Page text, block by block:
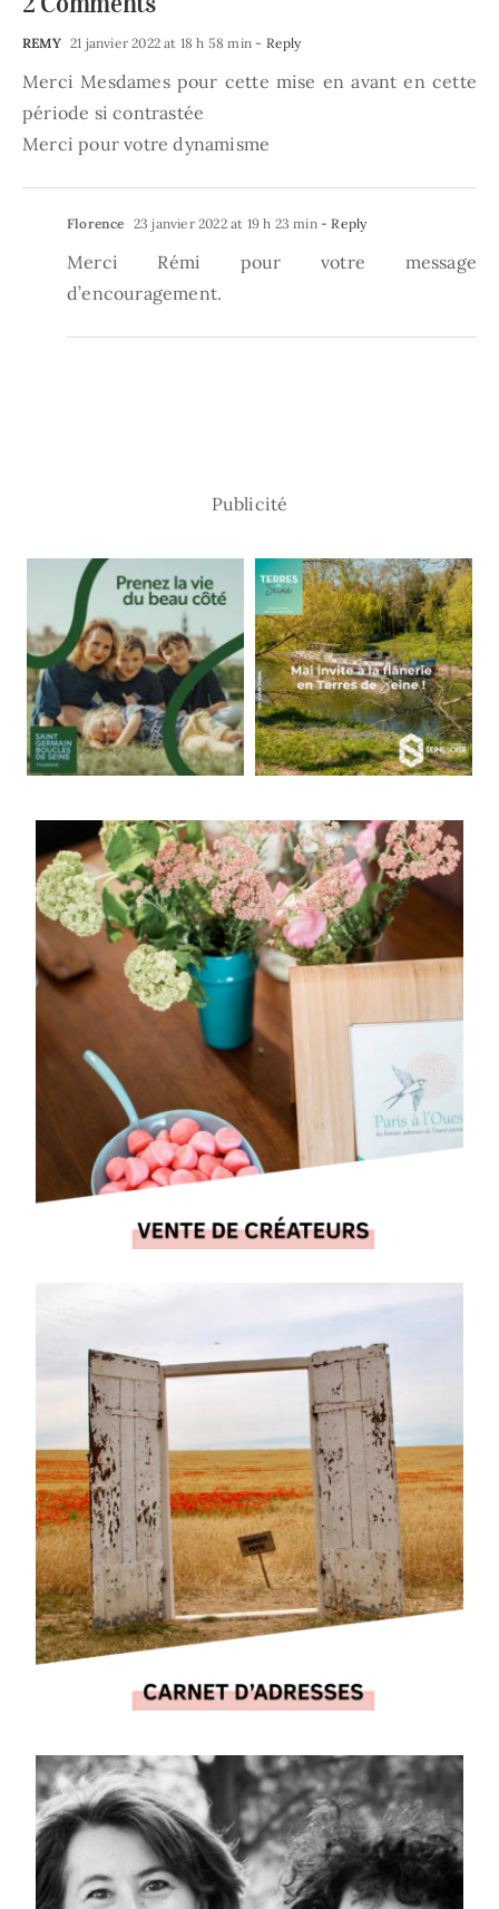
REMY 21 janvier 2022 at 18 h 58 min - Reply
Merci Mesdames pour cette mise en avant en cette
période si contrastée
Merci pour votre dynamisme
Florence 23 janvier 2022 at 19 h 23 min- Reply
Merci Rémi pour votre message
d’encouragement.
Publicité